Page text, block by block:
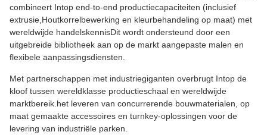
combineert Intop end-to-end productiecapaciteiten (inclusief
extrusie,Houtkorrelbewerking en kleurbehandeling op maat) met
wereldwijde handelskennisDit wordt ondersteund door een
uitgebreide bibliotheek aan op de markt aangepaste malen en
flexibele aanpassingsdiensten.
Met partnerschappen met industriegiganten overbrugt Intop de
kloof tussen wereldklasse productieschaal en wereldwijde
marktbereik.het leveren van concurrerende bouwmaterialen, op
maat gemaakte accessoires en turnkey-oplossingen voor de
levering van industriële parken.